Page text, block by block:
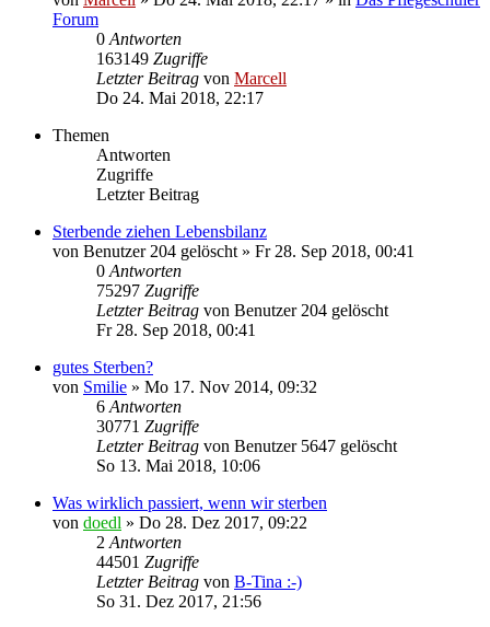
Forum
0 Antworten
163149 Zugriffe
Letzter Beitrag von Marcell
Do 24. Mai 2018, 22:17
Themen
Antworten
Zugriffe
Letzter Beitrag
Sterbende ziehen Lebensbilanz
von Benutzer 204 gelöscht » Fr 28. Sep 2018, 00:41
0 Antworten
75297 Zugriffe
Letzter Beitrag von Benutzer 204 gelöscht
Fr 28. Sep 2018, 00:41
gutes Sterben?
von Smilie » Mo 17. Nov 2014, 09:32
6 Antworten
30771 Zugriffe
Letzter Beitrag von Benutzer 5647 gelöscht
So 13. Mai 2018, 10:06
Was wirklich passiert, wenn wir sterben
von doedl » Do 28. Dez 2017, 09:22
2 Antworten
44501 Zugriffe
Letzter Beitrag von B-Tina :-)
So 31. Dez 2017, 21:56